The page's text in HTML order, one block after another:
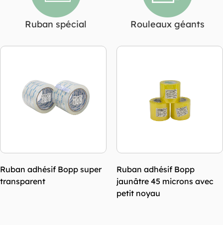
Ruban spécial Rouleaux géants
Ruban adhésif Bopp
jaunâtre 45 microns avec
Ruban adhésif Bopp sans
bruit avec une résistance
au pelage légère